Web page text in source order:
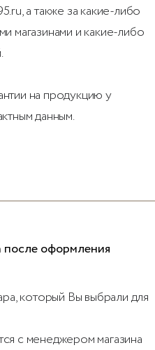
а также за какие-либо
магазинами и какие-либо
на продукцию у
данным.
после оформления
который Вы выбрали для
с менеджером магазина